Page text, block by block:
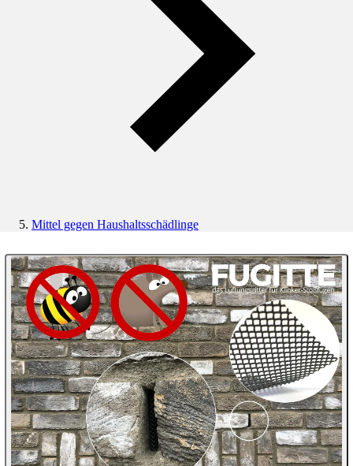
Mittel gegen Haushaltsschädlinge